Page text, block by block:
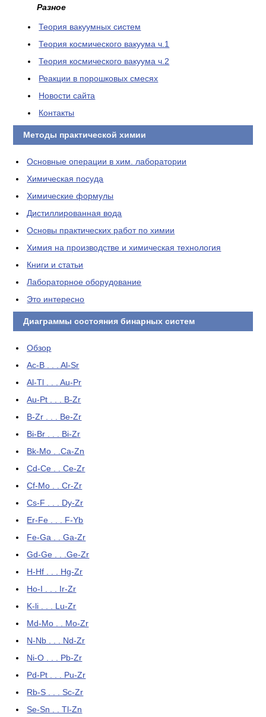
Разное
Теория вакуумных систем
Теория космического вакуума ч.1
Теория космического вакуума ч.2
Реакции в порошковых смесях
Новости сайта
Контакты
Методы практической химии
Основные операции в хим. лаборатории
Химическая посуда
Химические формулы
Дистиллированная вода
Основы практических работ по химии
Химия на производстве и химическая технология
Книги и статьи
Лабораторное оборудование
Это интересно
Диаграммы состояния бинарных систем
Обзор
Ac-B . . . Al-Sr
Al-Tl . . . Au-Pr
Au-Pt . . . B-Zr
B-Zr . . . Be-Zr
Bi-Br . . . Bi-Zr
Bk-Mo . .Ca-Zn
Cd-Ce . . Ce-Zr
Cf-Mo . . Cr-Zr
Cs-F . . . Dy-Zr
Er-Fe . . . F-Yb
Fe-Ga . . Ga-Zr
Gd-Ge . . .Ge-Zr
H-Hf . . . Hg-Zr
Ho-I . . . Ir-Zr
K-li . . . Lu-Zr
Md-Mo . . Mo-Zr
N-Nb . . . Nd-Zr
Ni-O . . . Pb-Zr
Pd-Pt . . . Pu-Zr
Rb-S . . . Sc-Zr
Se-Sn . . Tl-Zn